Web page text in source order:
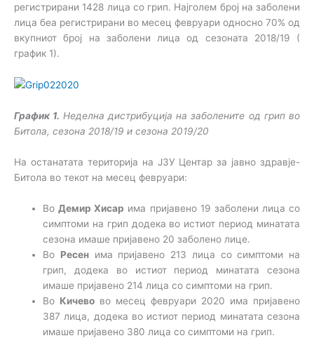
регистрирани 1428 лица со грип. Најголем број на заболени
лица беа регистрирани во месец февруари односно 70% од
вкупниот број на заболени лица од сезоната 2018/19 (
график 1).
График 1. Неделна дистрибуција на заболените од грипво
Битола, сезона 2018/19 и сезона 2019/20
На останатата територија на ЈЗУ Центар за јавно здравје-
Битола во текот на месец февруари:
ВоДемир Хисар има пријавено 19 заболени лица со
симптоми на грип додека во истиот период минатата
сезона имаше пријавено 20 заболено лице.
Во Ресенима пријавено 213 лица со симптоми на
грип, додека во истиот период минатата сезона
имаше пријавено 214 лица со симптоми на грип.
Во Кичево во месец февруари 2020 има пријавено
387 лица, додека во истиот период минатата сезона
имаше пријавено 380 лица со симптоми на грип.